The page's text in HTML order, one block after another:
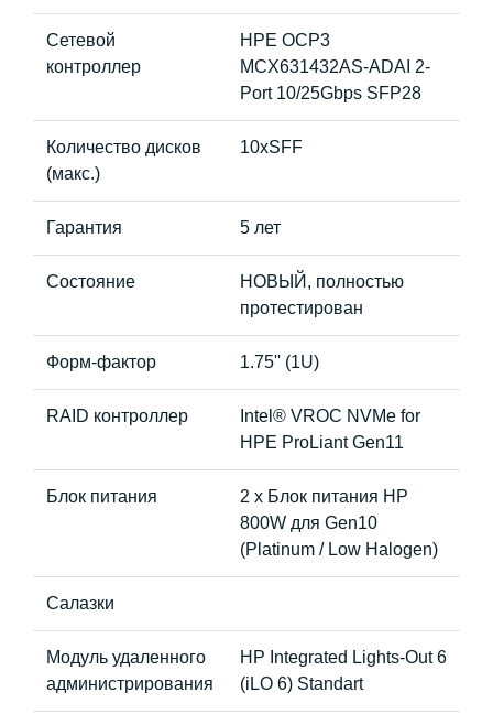
Сетевой
контроллер
HPE OCP3
MCX631432AS-ADAI 2-
Port 10/25Gbps SFP28
Количество дисков
(макс.)
10xSFF
Гарантия 5 лет
Состояние
НОВЫЙ, полностью
протестирован
Форм-фактор 1.75'' (1U)
RAID контроллер
Intel® VROC NVMe for
HPE ProLiant Gen11
Блок питания
2 x Блок питания HP
800W для Gen10
(Platinum / Low Halogen)
Салазки
Модуль удаленного
администрирования
HP Integrated Lights-Out 6
(iLO 6) Standart